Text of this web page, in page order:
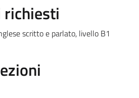
scritto e parlato, livello B1